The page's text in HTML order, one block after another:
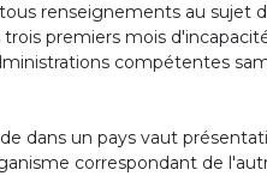
renseignements au sujet
premiers mois
compétentes
dans un pays vaut
correspondant de